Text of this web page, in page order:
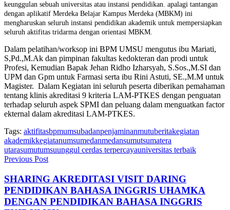
keunggulan sebuah universitas atau instansi pendidikan. apalagi tantangan
dengan aplikatif Merdeka Belajar Kampus Merdeka (MBKM) ini
mengharuskan seluruh instansi pendidikan akademik untuk mempersiapkan
seluruh aktifitas tridarma dengan orientasi MBKM.
Dalam pelatihan/worksop ini BPM UMSU mengutus ibu Mariati,
S,Pd.,M.Ak dan pimpinan fakultas kedokteran dan prodi untuk
Profesi, Kemudian Bapak Jehan Ridho Izharsyah, S.Sos.,M.SI dan
UPM dan Gpm untuk Farmasi serta ibu Rini Astuti, SE.,M.M untuk
Magister. Dalam Kegiatan ini seluruh peserta diberikan pemahaman
tentang klinis akreditasi 9 kriteria LAM-PTKES dengan penguatan
terhadap seluruh aspek SPMI dan peluang dalam menguatkan factor
ekternal dalam akreditasi LAM-PTKES.
Tags: aktifitasbpmumsubadanpenjaminanmutuberitakegiatan
akademikkegiatanumsumedanmedansumutsumatera
utarasumutumsuunggul cerdas terpercayauniversitas terbaik
Previous Post
SHARING AKREDITASI VISIT DARING
PENDIDIKAN BAHASA INGGRIS UHAMKA
DENGAN PENDIDIKAN BAHASA INGGRIS